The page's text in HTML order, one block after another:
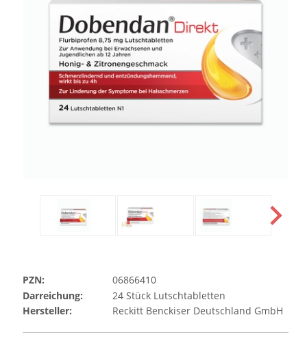
PZN:
06866410
Darreichung:
24Stück Lutschtabletten
Hersteller:
Reckitt Benckiser Deutschland GmbH